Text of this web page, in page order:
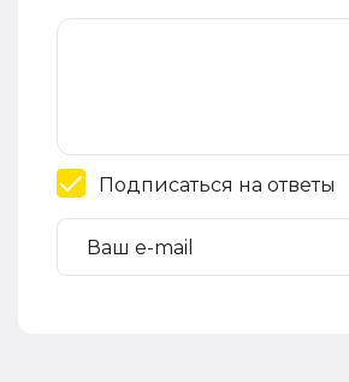
Подписаться на ответы